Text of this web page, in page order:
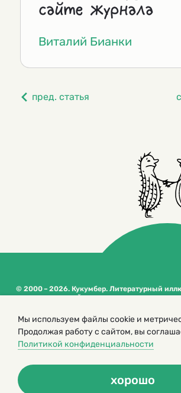
сайте журнала
Виталий Бианки
пред. статья
© 2000 – 2026. Кукумбер. Литературный
журнал для детей
сайта
Политика конфиденциальности
Мы используем файлы cookie и
Продолжая работу с сайтом, вы
Политикой конфиденциальности
хорошо